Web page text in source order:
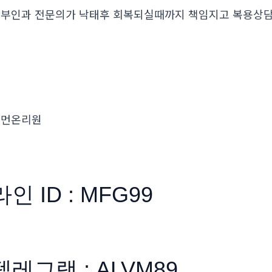
인과 전문의가 낙태후 회복되실때까지 책임지고 복용상
온리원
인 ID : MFG99